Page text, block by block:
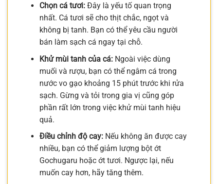
Chọn cá tươi:Đây là yếu tố quan trọng
nhất. Cá tươi sẽ cho thịt chắc, ngọt và
không bị tanh. Bạn có thể yêu cầu người
bán làm sạch cá ngay tại chỗ.
Khử mùi tanh của cá:Ngoài việc dùng
muối và rượu, bạn có thể ngâm cá trong
nước vo gạo khoảng 15 phút trước khi rửa
sạch. Gừng và tỏi trong gia vị cũng góp
phần rất lớn trong việc khử mùi tanh hiệu
quả.
Điều chỉnh độ cay:Nếu không ăn được cay
nhiều, bạn có thể giảm lượng bột ớt
Gochugaru hoặc ớt tươi. Ngược lại, nếu
muốn cay hơn, hãy tăng thêm.